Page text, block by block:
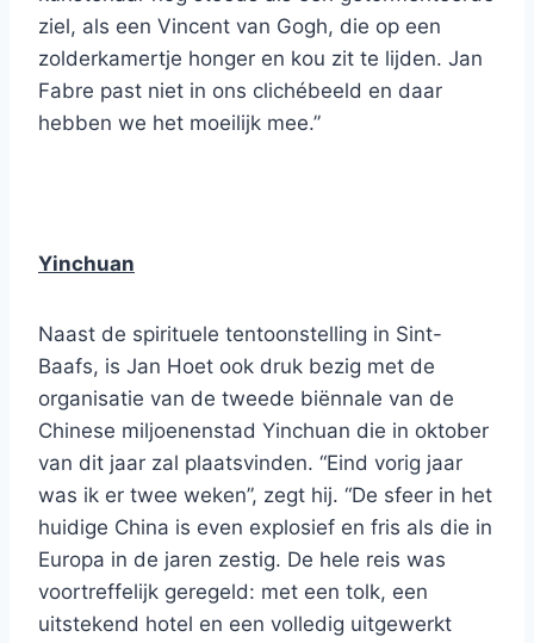
ziel, als een Vincent van Gogh, die op een
zolderkamertje honger en kou zit te lijden. Jan
Fabre past niet in ons clichébeeld en daar
hebben we het moeilijk mee.”
Yinchuan
Naast de spirituele tentoonstelling in Sint-
Baafs, is Jan Hoet ook druk bezig met de
organisatie van de tweede biënnale van de
Chinese miljoenenstad Yinchuan die in oktober
van dit jaar zal plaatsvinden. “Eind vorig jaar
was ik er twee weken”, zegt hij. “De sfeer in het
huidige China is even explosief en fris als die in
Europa in de jaren zestig. De hele reis was
voortreffelijk geregeld: met een tolk, een
uitstekend hotel en een volledig uitgewerkt